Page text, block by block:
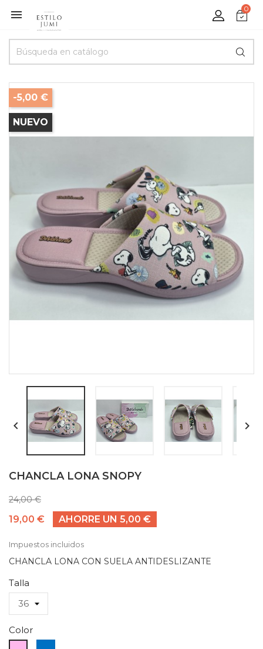
 0
-5,00 €
NUEVO
 
CHANCLA LONA SNOPY
24,00 €
19,00 € AHORRE UN 5,00 €
Impuestos incluidos
CHANCLA LONA CON SUELA ANTIDESLIZANTE
Talla
Color